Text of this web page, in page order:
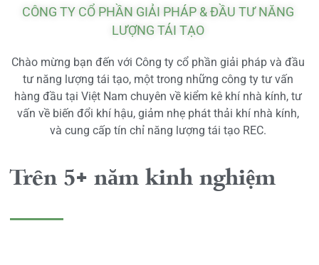
CÔNG TY CỔ PHẦN GIẢI PHÁP & ĐẦU TƯ NĂNG
LƯỢNG TÁI TẠO
Chào mừng bạn đến với Công ty cổ phần giải pháp và đầu
tư năng lượng tái tạo, một trong những công ty tư vấn
hàng đầu tại Việt Nam chuyên về kiểm kê khí nhà kính, tư
vấn về biến đổi khí hậu, giảm nhẹ phát thải khí nhà kính,
và cung cấp tín chỉ năng lượng tái tạo REC.
Trên 5+ năm kinh nghiệm